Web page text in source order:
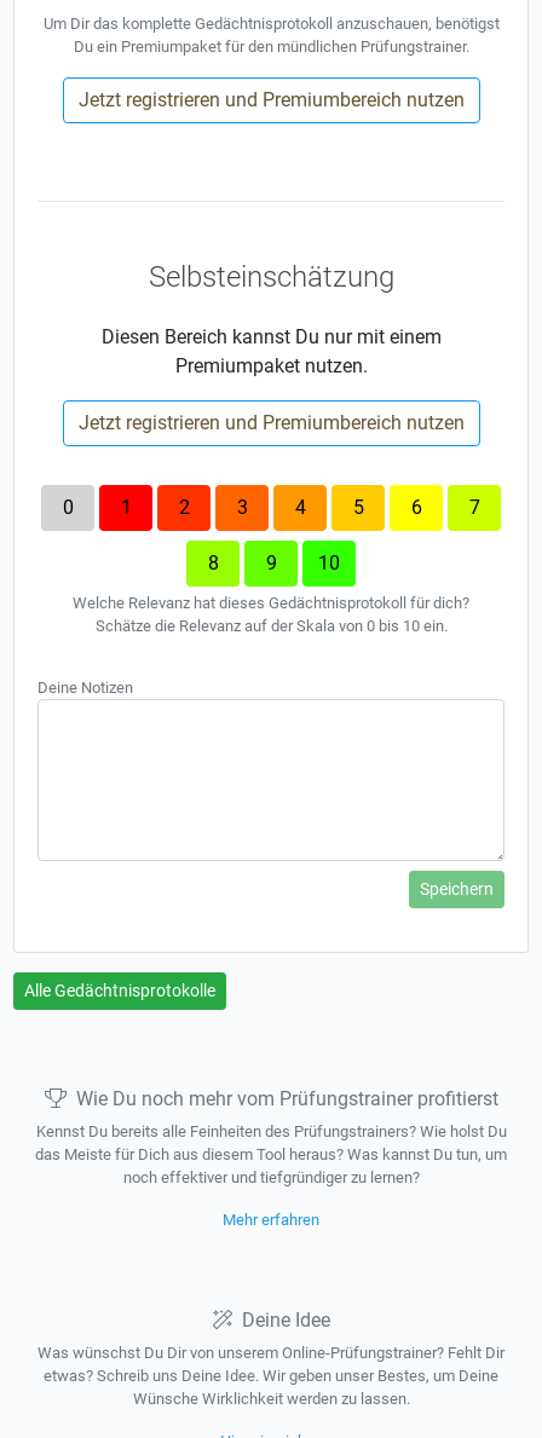
Um Dir das komplette Gedächtnisprotokoll anzuschauen, benötigst
Du ein Premiumpaket für den mündlichen Prüfungstrainer.
Jetzt registrieren und Premiumbereich nutzen
Selbsteinschätzung
Diesen Bereich kannst Du nur mit einem
Premiumpaket nutzen.
Jetzt registrieren und Premiumbereich nutzen
0 1 2 3 4 5 6 7
8 9 10
Welche Relevanz hat dieses Gedächtnisprotokoll für dich?
Schätze die Relevanz auf der Skala von 0 bis 10 ein.
Deine Notizen
Speichern
Alle Gedächtnisprotokolle
Wie Du noch mehr vom Prüfungstrainer profitierst
Kennst Du bereits alle Feinheiten des Prüfungstrainers? Wie holst Du
das Meiste für Dich aus diesem Tool heraus? Was kannst Du tun, um
noch effektiver und tiefgründiger zu lernen?
Mehr erfahren
Deine Idee
Was wünschst Du Dir von unserem Online-Prüfungstrainer? Fehlt Dir
etwas? Schreib uns Deine Idee. Wir geben unser Bestes, um Deine
Wünsche Wirklichkeit werden zu lassen.